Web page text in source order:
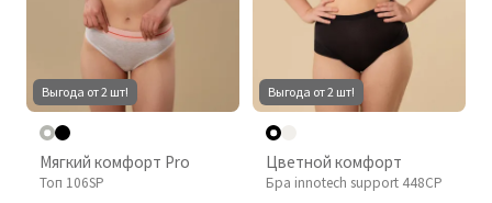
Выгода от 2 шт!
Мягкий комфорт Pro
Топ 106SP
Выгода от 2 шт!
Цветной комфорт
Бра innotech support 448CP